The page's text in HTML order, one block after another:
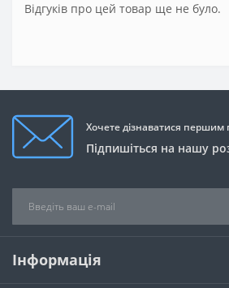
Відгуків про цей товар ще не було.
Хочете дізнаватися першим
Підпишіться на нашу
Інформація